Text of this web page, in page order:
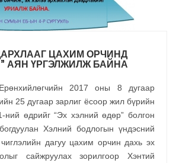
ЦАХИМ ОРЧИНД
АЯН ҮРГЭЛЖИЛЖ БАЙНА
2017 оны 8 дугаар
25 дугаар зарлиг ёсоор жил бүрийн
ний өдрийг “Эх хэлний өдөр” болгон
Хэлний бодлогын үндэсний
дагуу цахим орчин дахь эх
сайжруулах зорилгоор Хэнтий